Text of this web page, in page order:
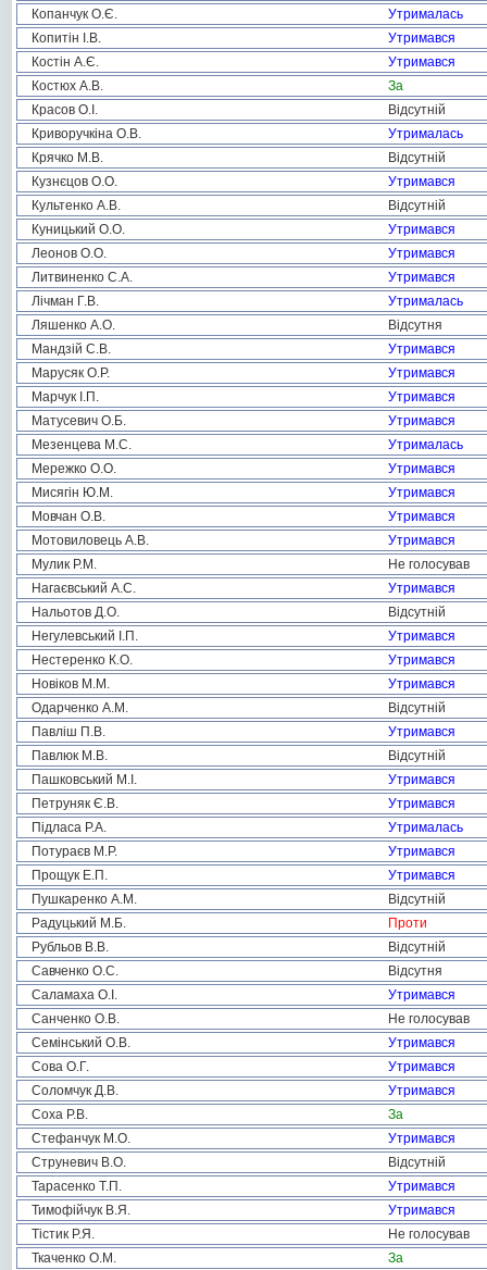
Копанчук О.Є.
Утрималась
Копитін І.В.
Утримався
Костін А.Є.
Утримався
Костюх А.В.
За
Красов О.І.
Відсутній
Криворучкіна О.В.
Утрималась
Крячко М.В.
Відсутній
Кузнєцов О.О.
Утримався
Культенко А.В.
Відсутній
Куницький О.О.
Утримався
Леонов О.О.
Утримався
Литвиненко С.А.
Утримався
Лічман Г.В.
Утрималась
Ляшенко А.О.
Відсутня
Мандзій С.В.
Утримався
Марусяк О.Р.
Утримався
Марчук І.П.
Утримався
Матусевич О.Б.
Утримався
Мезенцева М.С.
Утрималась
Мережко О.О.
Утримався
Мисягін Ю.М.
Утримався
Мовчан О.В.
Утримався
Мотовиловець А.В.
Утримався
Мулик Р.М.
Не голосував
Нагаєвський А.С.
Утримався
Нальотов Д.О.
Відсутній
Негулевський І.П.
Утримався
Нестеренко К.О.
Утримався
Новіков М.М.
Утримався
Одарченко А.М.
Відсутній
Павліш П.В.
Утримався
Павлюк М.В.
Відсутній
Пашковський М.І.
Утримався
Петруняк Є.В.
Утримався
Підласа Р.А.
Утрималась
Потураєв М.Р.
Утримався
Прощук Е.П.
Утримався
Пушкаренко А.М.
Відсутній
Радуцький М.Б.
Проти
Рубльов В.В.
Відсутній
Савченко О.С.
Відсутня
Саламаха О.І.
Утримався
Санченко О.В.
Не голосував
Семінський О.В.
Утримався
Сова О.Г.
Утримався
Соломчук Д.В.
Утримався
Соха Р.В.
За
Стефанчук М.О.
Утримався
Струневич В.О.
Відсутній
Тарасенко Т.П.
Утримався
Тимофійчук В.Я.
Утримався
Тістик Р.Я.
Не голосував
Ткаченко О.М.
За